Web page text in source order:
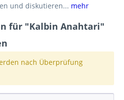
und diskutieren... mehr
für "Kalbin Anahtari"
nach Überprüfung